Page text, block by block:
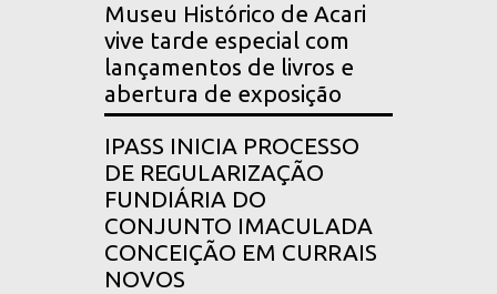
Museu Histórico de Acari
vive tarde especial com
lançamentos de livros e
abertura de exposição
IPASS INICIA PROCESSO
DE REGULARIZAÇÃO
FUNDIÁRIA DO
CONJUNTO IMACULADA
CONCEIÇÃO EM CURRAIS
NOVOS